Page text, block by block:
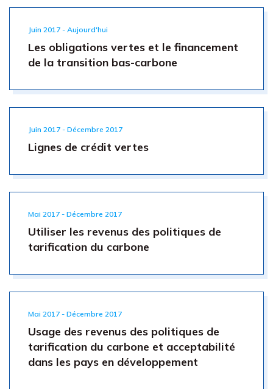
Juin 2017 - Aujourd'hui
Les obligations vertes et le financement
de la transition bas-carbone
Juin 2017 - Décembre 2017
Lignes de crédit vertes
Mai 2017 - Décembre 2017
Utiliser les revenus des politiques de
tarification du carbone
Mai 2017 - Décembre 2017
Usage des revenus des politiques de
tarification du carbone et acceptabilité
dans les pays en développement